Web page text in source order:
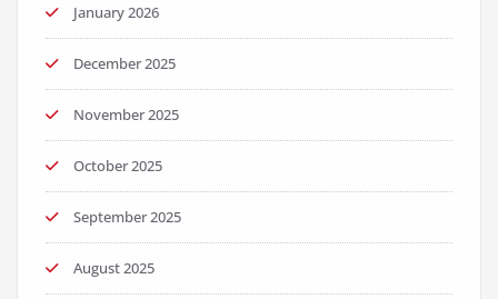
January 2026
December 2025
November 2025
October 2025
September 2025
August 2025